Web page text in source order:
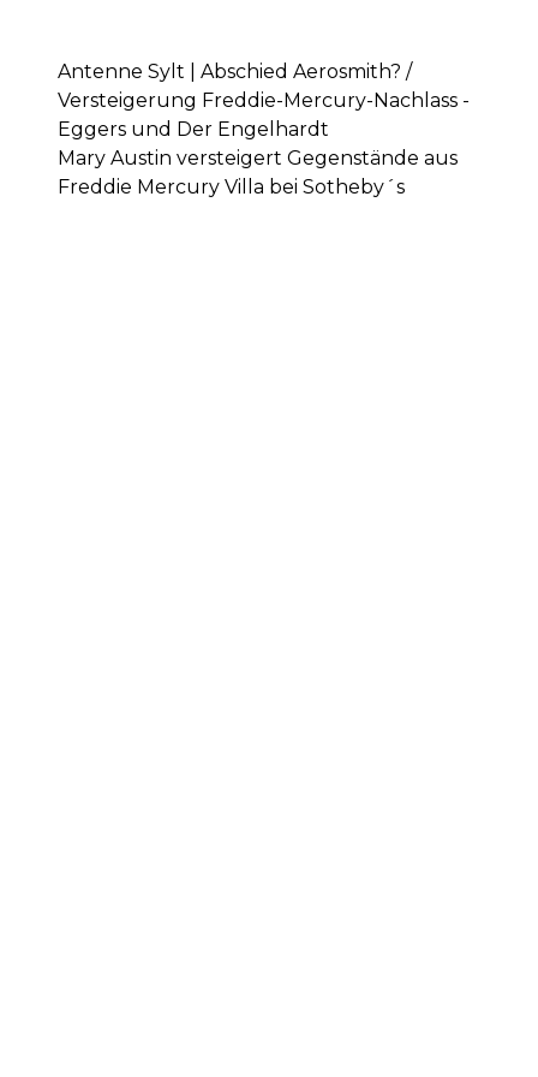
Antenne Sylt | Abschied Aerosmith? /
Versteigerung Freddie-Mercury-Nachlass -
Eggers und Der Engelhardt
Mary Austin versteigert Gegenstände aus
Freddie Mercury Villa bei Sotheby´s